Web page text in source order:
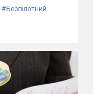
#Безпілотний